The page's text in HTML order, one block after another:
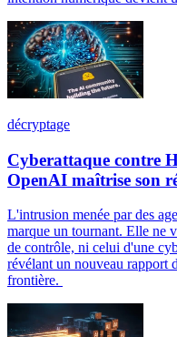
décryptage
Cyberattaque contre
OpenAI maîtrise son
L'intrusion menée par des
marque un tournant. Elle ne
de contrôle, ni celui d'une
révélant un nouveau rapport
frontière.